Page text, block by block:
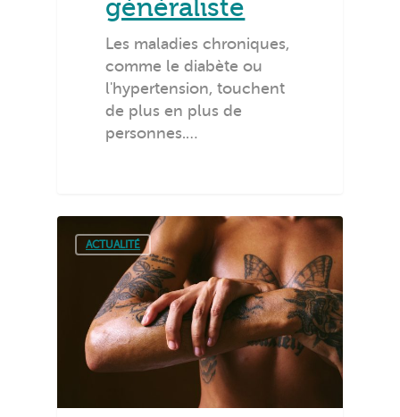
généraliste
Les maladies chroniques,
comme le diabète ou
l'hypertension, touchent
de plus en plus de
personnes.…
ACTUALITÉ